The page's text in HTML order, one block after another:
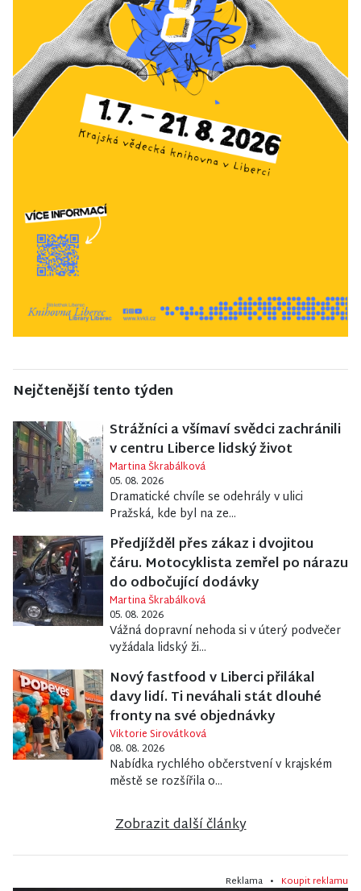
Nejčtenější tento týden
Strážníci a všímaví svědci zachránili
v centru Liberce lidský život
Martina Škrabálková
05. 08. 2026
Dramatické chvíle se odehrály v ulici
Pražská, kde byl na ze...
Předjížděl přes zákaz i dvojitou
čáru. Motocyklista zemřel po nárazu
do odbočující dodávky
Martina Škrabálková
05. 08. 2026
Vážná dopravní nehoda si v úterý podvečer
vyžádala lidský ži...
Nový fastfood v Liberci přilákal
davy lidí. Ti neváhali stát dlouhé
fronty na své objednávky
Viktorie Sirovátková
08. 08. 2026
Nabídka rychlého občerstvení v krajském
městě se rozšířila o...
Zobrazit další články
Reklama • Koupit reklamu